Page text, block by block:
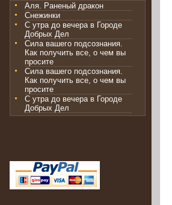
Аля. Раненый дракон
Снежинки
С утра до вечера в Городе
Добрых Дел
Сила вашего подсознания.
Как получить все, о чем вы
просите
Сила вашего подсознания.
Как получить все, о чем вы
просите
С утра до вечера в Городе
Добрых Дел